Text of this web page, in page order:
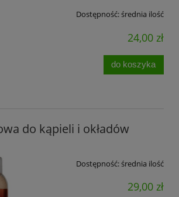
Dostępność:średnia ilość
24,00 zł
do koszyka
do kąpieli i okładów
Dostępność:średnia ilość
29,00 zł